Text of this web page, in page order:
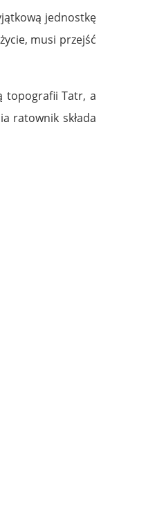
jednostkę
musi przejść
topografii Tatr, a
ratownik składa